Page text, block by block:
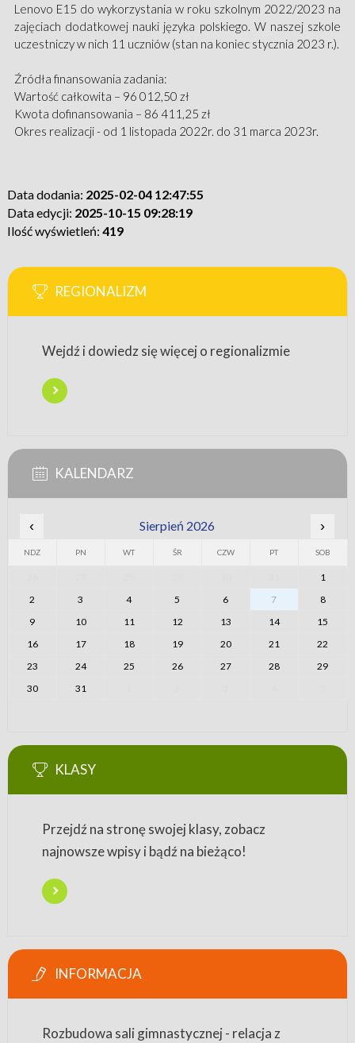
Lenovo E15 do wykorzystania w roku szkolnym 2022/2023 na
zajęciach dodatkowej nauki języka polskiego. W naszej szkole
uczestniczy w nich 11 uczniów (stan na koniec stycznia 2023 r.).
Źródła finansowania zadania:
Wartość całkowita – 96 012,50 zł
Kwota dofinansowania – 86 411,25 zł
Okres realizacji - od 1 listopada 2022r. do 31 marca 2023r.
Data dodania: 2025-02-04 12:47:55
Data edycji: 2025-10-15 09:28:19
Ilość wyświetleń: 419
REGIONALIZM
Wejdź i dowiedz się więcej o regionalizmie
KALENDARZ
‹ Sierpień 2026 ›
NDZ PN WT ŚR CZW PT SOB
1
2
3 4 5 6 7
8
9
10 11 12 13 14
15
16
17 18 19 20 21
22
23
24 25 26 27 28
29
30
31
KLASY
Przejdź na stronę swojej klasy, zobacz
najnowsze wpisy i bądź na bieżąco!
INFORMACJA
Rozbudowa sali gimnastycznej - relacja z